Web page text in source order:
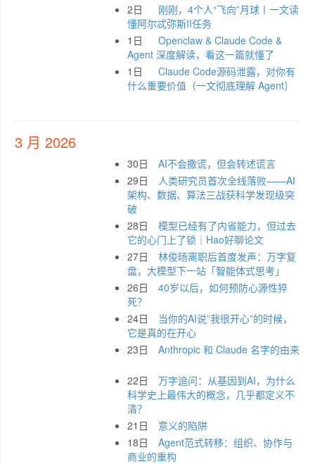
2日
刚刚，4个人“飞向”月球丨一文读
懂阿尔忒弥斯II任务
1日
Openclaw & Claude Code &
Agent 深度解读，看这一篇就懂了
1日
Claude Code源码泄露，对你有
什么重要价值（一文彻底理解 Agent）
3 月 2026
30日
AI不会撒谎，但会转述谎言
29日
人类研究员首次全线落败——AI
架构、数据、算法三战获科学发现级突
破
28日
模型已经有了内省能力，但过去
它的心门上了锁｜Hao好聊论文
27日
林俊旸离职后首度发声：万字复
盘，大模型下一站「智能体式思考」
26日
40岁以后，如何预防心源性猝
死？
24日
当你的AI说”我很开心”的时候，
它是真的在开心
23日
Anthropic 和 Claude 名字的由来
22日
万字追问：从基因到AI，为什么
科学史上最伟大的概念，几乎都定义不
清？
21日
意义的陷阱
18日
Agent范式转移：组织、协作与
商业的重构